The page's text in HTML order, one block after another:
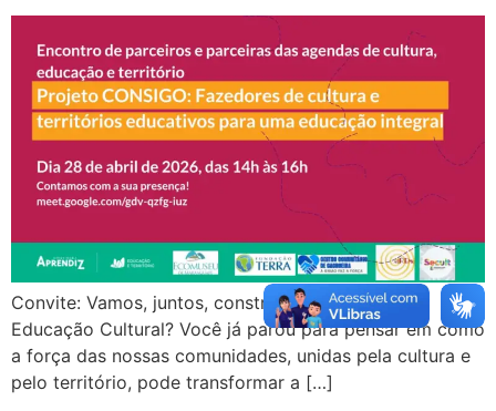
Convite: Vamos, juntos, construir os caminhos da
Educação Cultural? Você já parou para pensar em como
a força das nossas comunidades, unidas pela cultura e
pelo território, pode transformar a […]